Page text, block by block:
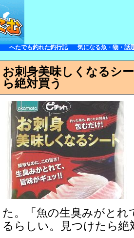
へたでも釣れた釣行記 気になる魚・物・話
お刺身美味しくなるシ
ら絶対買う
た。「魚の生臭みがと
るらしい。見つけたら絶